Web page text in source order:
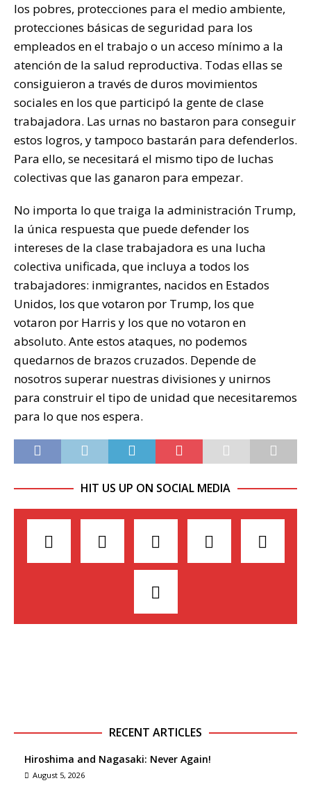
los pobres, protecciones para el medio ambiente,
protecciones básicas de seguridad para los
empleados en el trabajo o un acceso mínimo a la
atención de la salud reproductiva. Todas ellas se
consiguieron a través de duros movimientos
sociales en los que participó la gente de clase
trabajadora. Las urnas no bastaron para conseguir
estos logros, y tampoco bastarán para defenderlos.
Para ello, se necesitará el mismo tipo de luchas
colectivas que las ganaron para empezar.
No importa lo que traiga la administración Trump,
la única respuesta que puede defender los
intereses de la clase trabajadora es una lucha
colectiva unificada, que incluya a todos los
trabajadores: inmigrantes, nacidos en Estados
Unidos, los que votaron por Trump, los que
votaron por Harris y los que no votaron en
absoluto. Ante estos ataques, no podemos
quedarnos de brazos cruzados. Depende de
nosotros superar nuestras divisiones y unirnos
para construir el tipo de unidad que necesitaremos
para lo que nos espera.
HIT US UP ON SOCIAL MEDIA
RECENT ARTICLES
Hiroshima and Nagasaki: Never Again!
August 5, 2026